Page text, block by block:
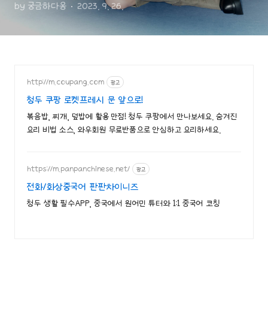
by 궁금하다옹 2023. 9. 26.
http://m.coupang.com 광고
청두 쿠팡 로켓프레시 문 앞으로!
볶음밥, 찌개, 덮밥에 활용 만점! 청두 쿠팡에서 만나보세요. 숨겨진
요리 비법 소스, 와우회원 무료반품으로 안심하고 요리하세요.
https://m.panpanchinese.net/ 광고
전화/화상중국어 판판차이니즈
청두 생활 필수APP, 중국에서 원어민 튜터와 1:1 중국어 코칭